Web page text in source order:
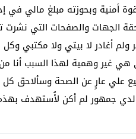
أمنية وبحوزته مبلغ مالي في
الجهات والصفحات التي نشرت
ولم أغادر لا بيتي ولا مكتبي
هي غير وهمية لهذا السبب
عارٍ عن الصحة وسألاحق كل
جمهور لم أكن لأُستهدف